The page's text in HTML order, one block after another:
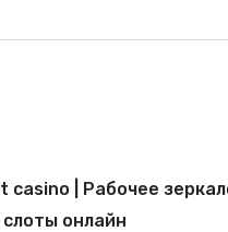
casino | Рабочее
слоты онлайн